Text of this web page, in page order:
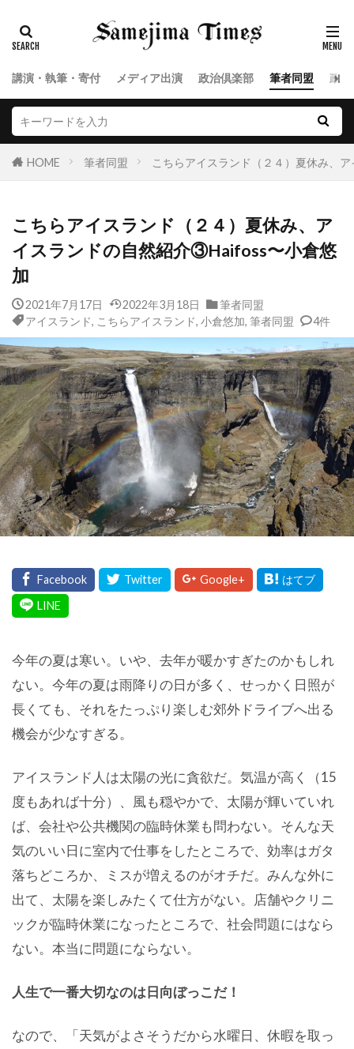
講演・執筆・寄付 メディア出演 政治倶楽部 筆者同盟 政
HOME 筆者同盟 こちらアイスランド（２４）夏休み、
こちらアイスランド（２４）夏休み、ア
イスランドの自然紹介③Haifoss〜小倉悠
加
2021年7月17日 2022年3月18日
筆者同盟
アイスランド, こちらアイスランド, 小倉悠加, 筆者同盟 4件
今年の夏は寒い。いや、去年が暖かすぎたのかもしれ
ない。今年の夏は雨降りの日が多く、せっかく日照が
長くても、それをたっぷり楽しむ郊外ドライブへ出る
機会が少なすぎる。
アイスランド人は太陽の光に貪欲だ。気温が高く（15
度もあれば十分）、風も穏やかで、太陽が輝いていれ
ば、会社や公共機関の臨時休業も問わない。そんな天
気のいい日に室内で仕事をしたところで、効率はガタ
落ちどころか、ミスが増えるのがオチだ。みんな外に
出て、太陽を楽しみたくて仕方がない。店舗やクリニ
ックが臨時休業になったところで、社会問題にはなら
ない。本当に問題にならない。
人生で一番大切なのは日向ぼっこだ！
なので、「天気がよさそうだから水曜日、休暇を取っ